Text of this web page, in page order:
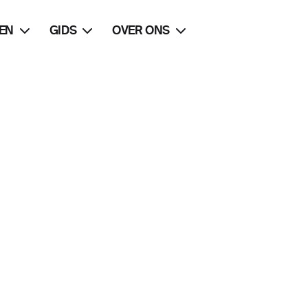
GIDS OVER ONS